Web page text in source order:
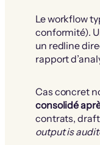
Le workflow
conformité).
un redline
rapport
Cas concret
consolidé
contrats,
output is